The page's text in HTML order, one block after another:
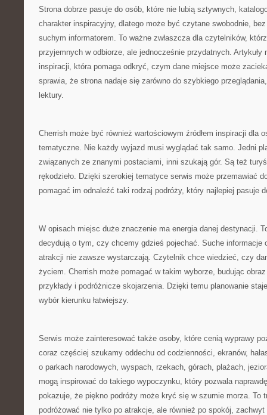
Strona dobrze pasuje do osób, które nie lubią sztywnych,
charakter inspiracyjny, dlatego może być czytane swobodnie,
suchym informatorem. To ważne zwłaszcza dla czytelników,
przyjemnych w odbiorze, ale jednocześnie przydatnych. Artykuły
inspiracji, która pomaga odkryć, czym dane miejsce może
sprawia, że strona nadaje się zarówno do szybkiego
lektury.
Cherrish może być również wartościowym źródłem inspiracji dla
tematyczne. Nie każdy wyjazd musi wyglądać tak samo. Jedni
związanych ze znanymi postaciami, inni szukają gór. Są też
rękodzieło. Dzięki szerokiej tematyce serwis może przemawiać
pomagać im odnaleźć taki rodzaj podróży, który najlepiej pasuje
W opisach miejsc duże znaczenie ma energia danej destynacji.
decydują o tym, czy chcemy gdzieś pojechać. Suche informacje
atrakcji nie zawsze wystarczają. Czytelnik chce wiedzieć, czy
życiem. Cherrish może pomagać w takim wyborze, budując
przykłady i podróżnicze skojarzenia. Dzięki temu planowanie
wybór kierunku łatwiejszy.
Serwis może zainteresować także osoby, które cenią wyprawy
coraz częściej szukamy oddechu od codzienności, ekranów,
o parkach narodowych, wyspach, rzekach, górach, plażach,
mogą inspirować do takiego wypoczynku, który pozwala
pokazuje, że piękno podróży może kryć się w szumie morza. To
podróżować nie tylko po atrakcje, ale również po spokój,